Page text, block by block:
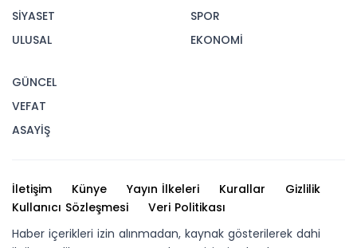
SİYASET
ULUSAL
SPOR
EKONOMİ
GÜNCEL
VEFAT
ASAYİŞ
İletişim Künye Yayın İlkeleri Kurallar
Gizlilik
Kullanıcı Sözleşmesi
Veri Politikası
Haber içerikleri izin alınmadan, kaynak gösterilerek dahi